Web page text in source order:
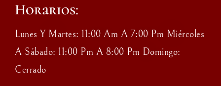
Horarios:
Lunes Y Martes: 11:00 Am A 7:00 Pm Miércoles
A Sábado: 11:00 Pm A 8:00 Pm Domingo:
Cerrado